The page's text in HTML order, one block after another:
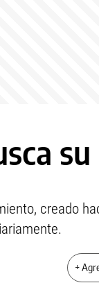
creado
+